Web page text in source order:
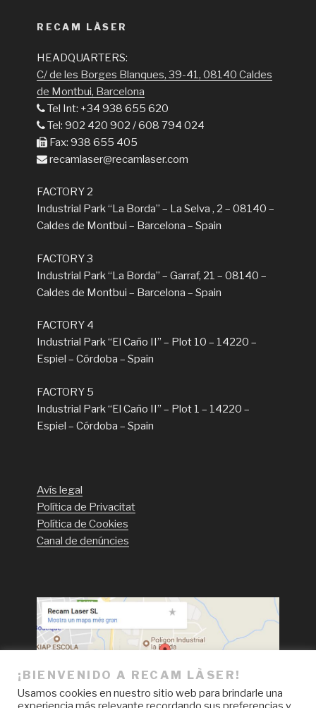
RECAM LÀSER
HEADQUARTERS:
C/ de les Borges Blanques, 39-41, 08140 Caldes
de Montbui, Barcelona
Tel Int: +34 938 655 620
Tel: 902 420 902 / 608 794 024
Fax: 938 655 405
recamlaser@recamlaser.com
FACTORY 2
Industrial Park “La Borda” – La Selva , 2 – 08140 –
Caldes de Montbui – Barcelona – Spain
FACTORY 3
Industrial Park “La Borda” – Garraf, 21 – 08140 –
Caldes de Montbui – Barcelona – Spain
FACTORY 4
Industrial Park “El Caño II” – Plot 10 – 14220 –
Espiel – Córdoba – Spain
FACTORY 5
Industrial Park “El Caño II” – Plot 1 – 14220 –
Espiel – Córdoba – Spain
Avís legal
Política de Privacitat
Política de Cookies
Canal de denúncies
¡BIENVENIDO A RECAM LÀSER!
Usamos cookies en nuestro sitio web para brindarle una